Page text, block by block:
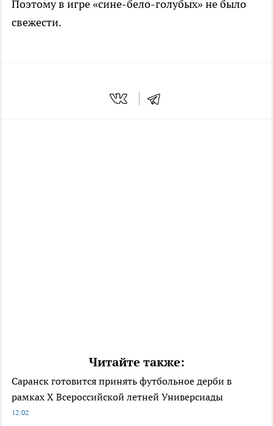
Поэтому в игре «сине-бело-голубых» не было
свежести.
Читайте также:
Саранск готовится принять футбольное дерби в
рамках X Всероссийской летней Универсиады
12:02